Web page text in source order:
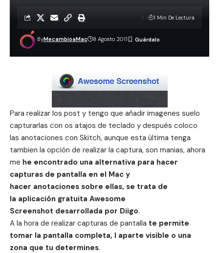
ByMecambioaMac 8 Agosto 2011
1 Min De Lectura
Para realizar los post y tengo que añadir imagenes suelo
capturarlas con os atajos de teclado y después coloco
las anotaciones con Skitch, aunque esta última tenga
tambien la opción de realizar la captura, son manias, ahora
me he encontrado una alternativa para hacer
capturas de pantalla en el Mac y
hacer anotaciones sobre ellas, se trata de
la aplicación gratuita Awesome
Screenshot desarrollada por Diigo.
A la hora de realizar capturas de pantalla te permite
tomar la pantalla completa, l aparte visible o una
zona que tu determines.